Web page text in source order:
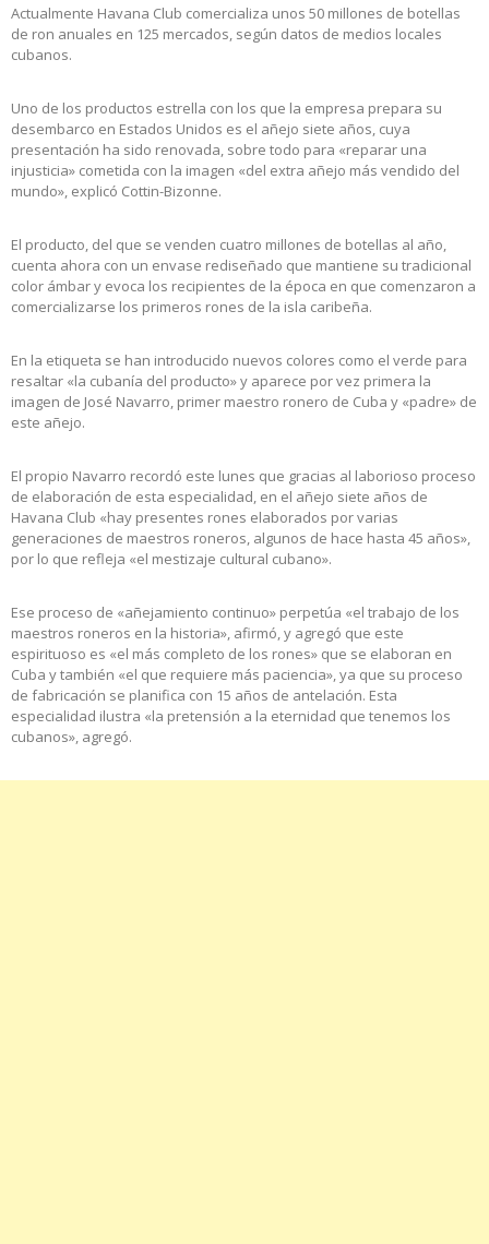
Actualmente Havana Club comercializa unos 50 millones de botellas
de ron anuales en 125 mercados, según datos de medios locales
cubanos.
Uno de los productos estrella con los que la empresa prepara su
desembarco en Estados Unidos es el añejo siete años, cuya
presentación ha sido renovada, sobre todo para «reparar una
injusticia» cometida con la imagen «del extra añejo más vendido del
mundo», explicó Cottin-Bizonne.
El producto, del que se venden cuatro millones de botellas al año,
cuenta ahora con un envase rediseñado que mantiene su tradicional
color ámbar y evoca los recipientes de la época en que comenzaron a
comercializarse los primeros rones de la isla caribeña.
En la etiqueta se han introducido nuevos colores como el verde para
resaltar «la cubanía del producto» y aparece por vez primera la
imagen de José Navarro, primer maestro ronero de Cuba y «padre» de
este añejo.
El propio Navarro recordó este lunes que gracias al laborioso proceso
de elaboración de esta especialidad, en el añejo siete años de
Havana Club «hay presentes rones elaborados por varias
generaciones de maestros roneros, algunos de hace hasta 45 años»,
por lo que refleja «el mestizaje cultural cubano».
Ese proceso de «añejamiento continuo» perpetúa «el trabajo de los
maestros roneros en la historia», afirmó, y agregó que este
espirituoso es «el más completo de los rones» que se elaboran en
Cuba y también «el que requiere más paciencia», ya que su proceso
de fabricación se planifica con 15 años de antelación. Esta
especialidad ilustra «la pretensión a la eternidad que tenemos los
cubanos», agregó.